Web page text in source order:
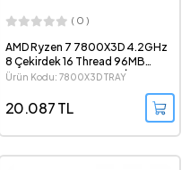
( 0 )
AMD Ryzen 7 7800X3D 4.2GHz
8 Çekirdek 16 Thread 96MB
Cache Soket AM5 Tray İşlemci
Ürün Kodu: 7800X3D TRAY
20.087 TL